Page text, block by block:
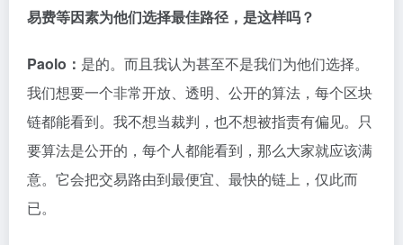
易费等因素为他们选择最佳路径，是这样吗？
Paolo： 是的。而且我认为甚至不是我们为他们选择。
我们想要一个非常开放、透明、公开的算法，每个区块
链都能看到。我不想当裁判，也不想被指责有偏见。只
要算法是公开的，每个人都能看到，那么大家就应该满
意。它会把交易路由到最便宜、最快的链上，仅此而
已。